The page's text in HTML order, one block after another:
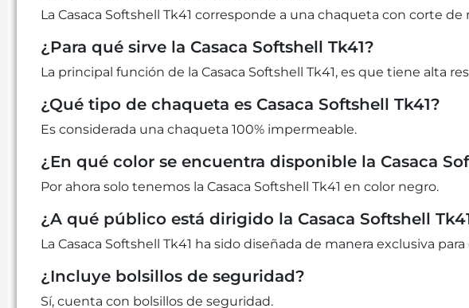
La Casaca Softshell Tk41 corresponde a una chaqueta con corte de
¿Para qué sirve la Casaca Softshell Tk41?
La principal función de la Casaca Softshell Tk41, es que tiene alta
¿Qué tipo de chaqueta es Casaca Softshell Tk41?
Es considerada una chaqueta 100% impermeable.
¿En qué color se encuentra disponible la Casaca
Por ahora solo tenemos la Casaca Softshell Tk41 en color negro.
¿A qué público está dirigido la Casaca Softshell
La Casaca Softshell Tk41 ha sido diseñada de manera exclusiva
¿Incluye bolsillos de seguridad?
Sí, cuenta con bolsillos de seguridad.